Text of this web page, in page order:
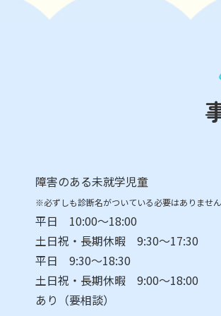
障害のある未就学児童
※必ずしも診断名がついている必要はありません
平日 10:00～18:00
土日祝・長期休暇 9:30～17:30
平日 9:30～18:30
土日祝・長期休暇 9:00～18:00
あり（要相談）